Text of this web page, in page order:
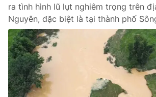
ra tình hình lũ lụt nghiêm trọng trên
Nguyên, đặc biệt là tại thành phố